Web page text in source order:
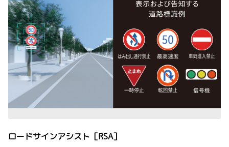
ロードサインアシスト［RSA］